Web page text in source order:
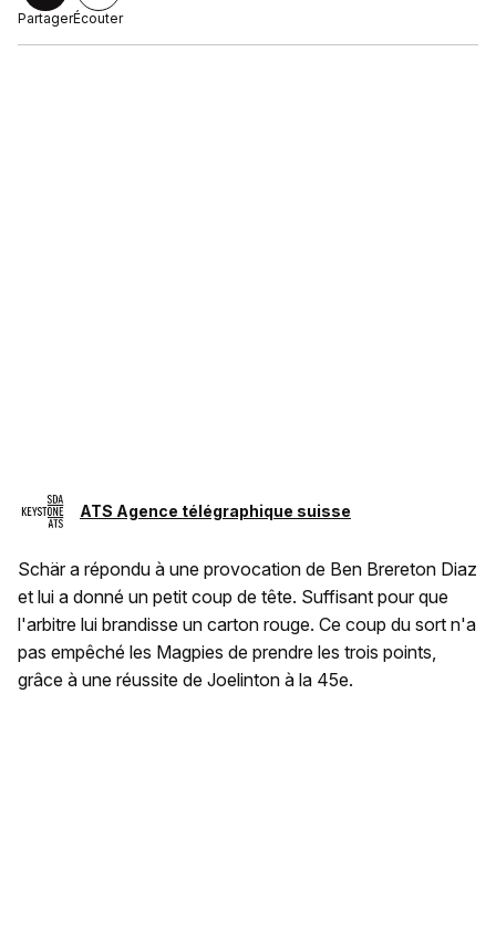
PartagerÉcouter
ATS Agence télégraphique suisse
Schär a répondu à une provocation de Ben Brereton Diaz
et lui a donné un petit coup de tête. Suffisant pour que
l'arbitre lui brandisse un carton rouge. Ce coup du sort n'a
pas empêché les Magpies de prendre les trois points,
grâce à une réussite de Joelinton à la 45e.